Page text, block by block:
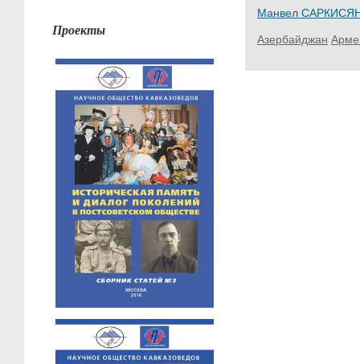
Проекты
Манвел
Азербайджан